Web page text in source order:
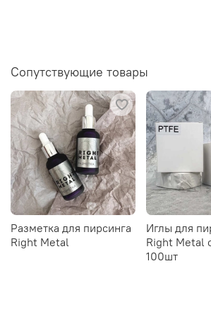
Сопутствующие товары
Разметка для пирсинга
Right Metal
Иглы для
Right Metal
100шт